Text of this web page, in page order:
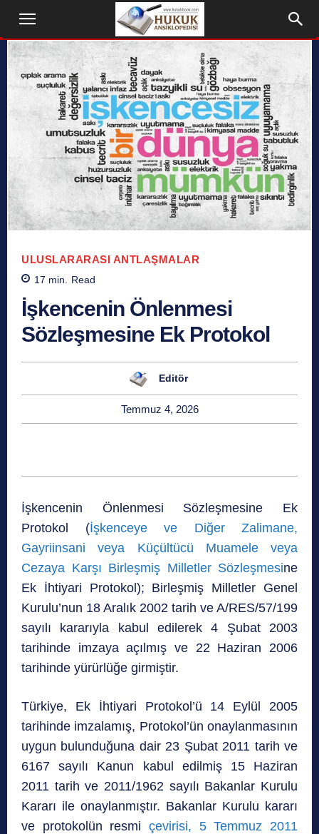
ULUSLARARASI ANTLAŞMALAR
17 min. Read
İşkencenin Önlenmesi
Sözleşmesine Ek Protokol
Editör
Temmuz 4, 2026
İşkencenin Önlenmesi Sözleşmesine Ek
Protokol (İşkenceye ve Diğer Zalimane,
Gayriinsani veya Küçültücü Muamele veya
Cezaya Karşı Birleşmiş Milletler Sözleşmesine
Ek İhtiyari Protokol); Birleşmiş Milletler Genel
Kurulu’nun 18 Aralık 2002 tarih ve A/RES/57/199
sayılı kararıyla kabul edilerek 4 Şubat 2003
tarihinde imzaya açılmış ve 22 Haziran 2006
tarihinde yürürlüğe girmiştir.
Türkiye, Ek İhtiyari Protokol’ü 14 Eylül 2005
tarihinde imzalamış, Protokol’ün onaylanmasının
uygun bulunduğuna dair 23 Şubat 2011 tarih ve
6167 sayılı Kanun kabul edilmiş 15 Haziran
2011 tarih ve 2011/1962 sayılı Bakanlar Kurulu
Kararı ile onaylanmıştır. Bakanlar Kurulu kararı
ve protokolün resmi çevirisi, 5 Temmuz 2011